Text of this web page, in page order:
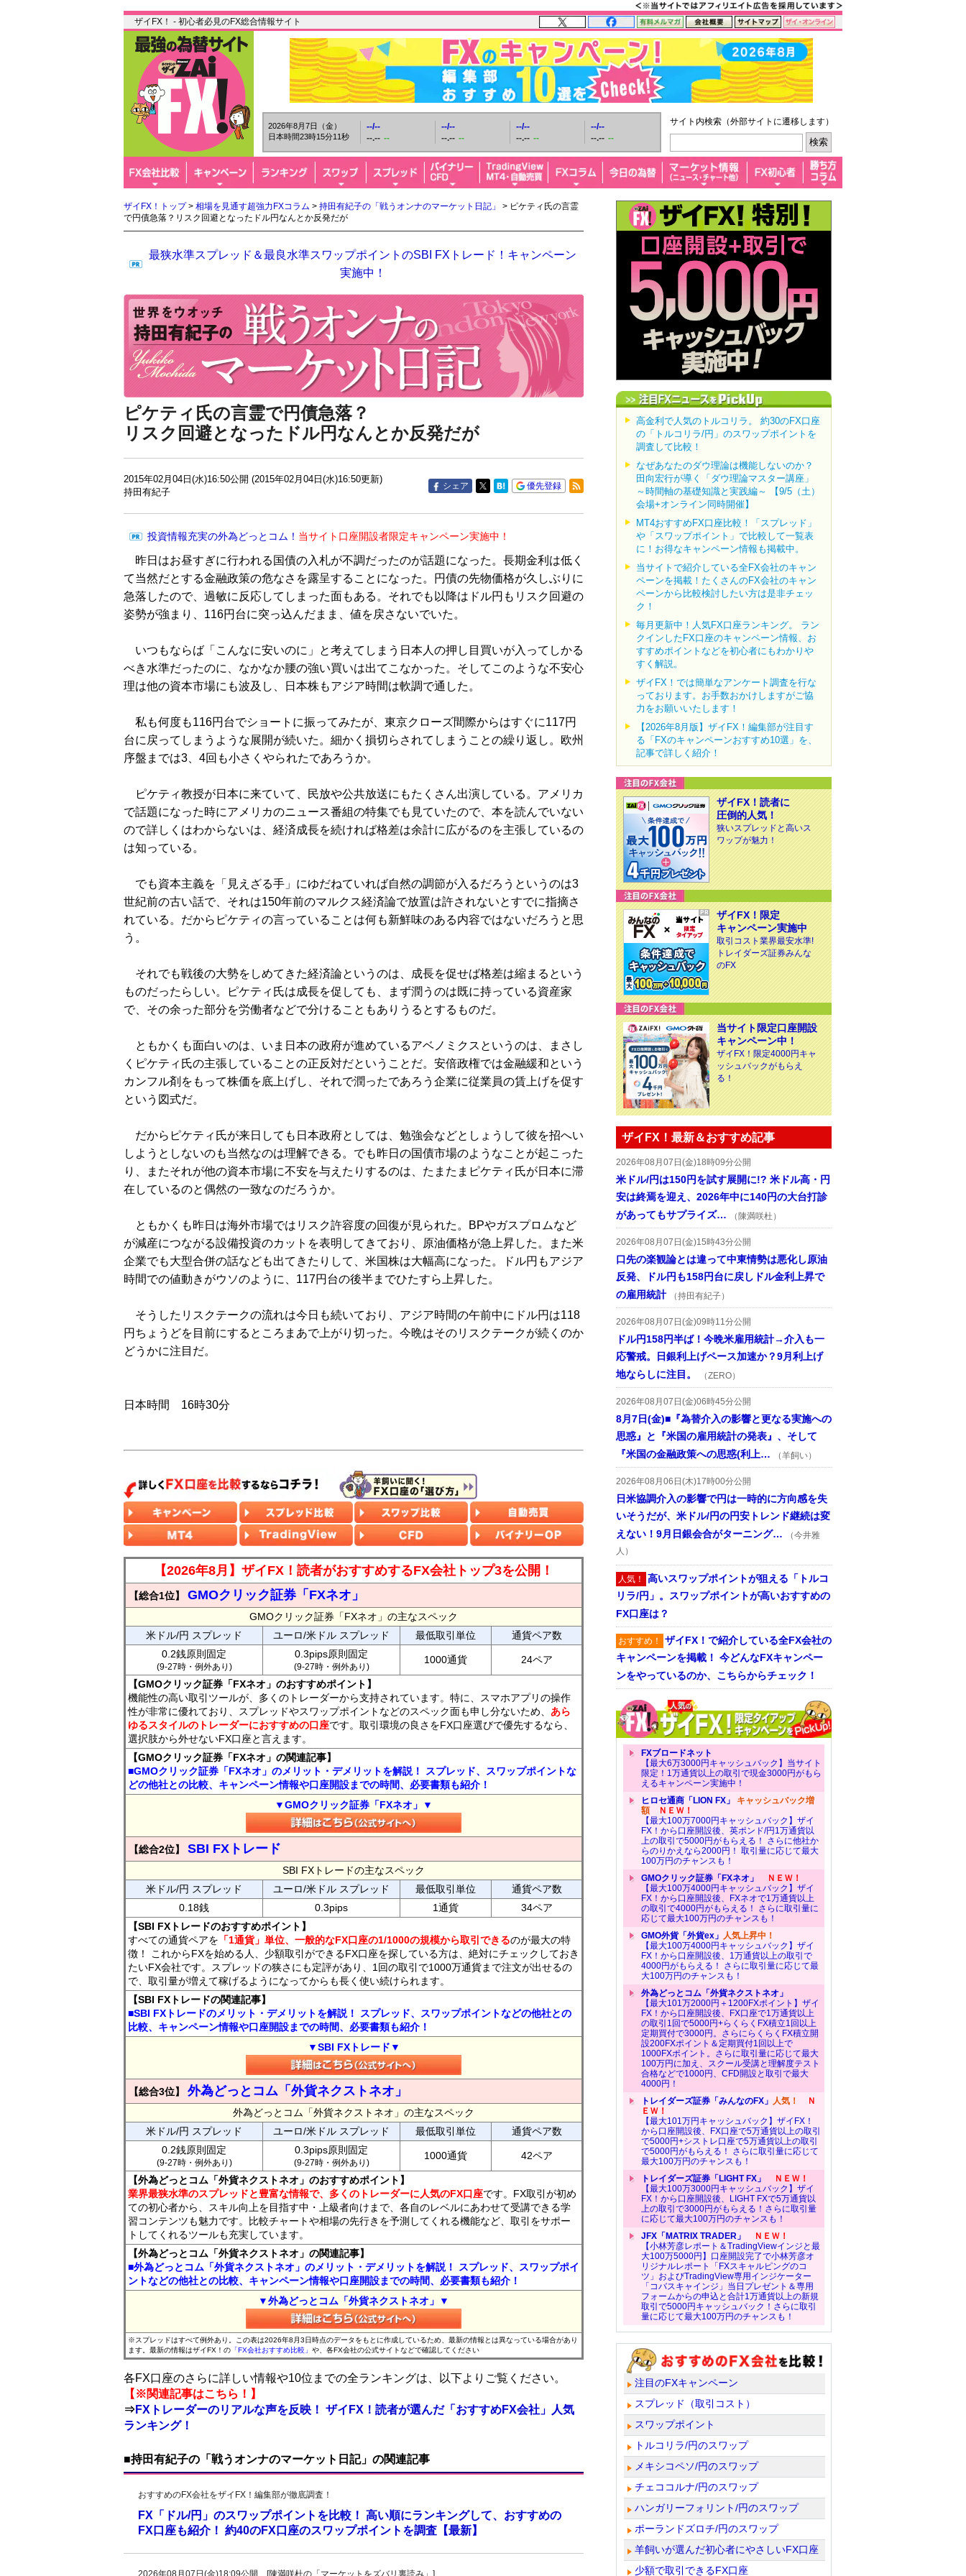
ザイFX！ - 初心者必見のFX総合情報サイト
2026年8月7日（金）
日本時間23時15分12秒
--/--
--.-- --
--/--
--.-- --
--/--
--.-- --
--/--
--.-- --
サイト内検索（外部サイトに遷移します）
ザイFX！トップ> 相場を見通す超強力FXコラム > 持田有紀子の「戦うオンナのマーケット日記」
> ピケティ氏の言霊
で円債急落？リスク回避となったドル円なんとか反発だが
最狭水準スプレッド＆最良水準スワップポイントのSBI FXトレード！キャンペーン
実施中！
ピケティ氏の言霊で円債急落？
リスク回避となったドル円なんとか反発だが
2015年02月04日(水)16:50公開 (2015年02月04日(水)16:50更新)
持田有紀子
シェア 優先登録
投資情報充実の外為どっとコム！ 当サイト口座開設者限定キャンペーン実施中！
昨日はお昼すぎに行われる国債の入札が不調だったのが話題になった。長期金利は低く
て当然だとする金融政策の危なさを露呈することになった。円債の先物価格が久しぶりに
急落したので、過敏に反応してしまった面もある。それでも以降はドル円もリスク回避の
姿勢が強まり、116円台に突っ込んだまま、値を戻さないでいた。
いつもならば「こんなに安いのに」と考えてしまう日本人の押し目買いが入ってしかる
べき水準だったのに、なかなか腰の強い買いは出てこなかった。そしてこのような不安心
理は他の資本市場にも波及し、日本株もアジア時間は軟調で通した。
私も何度も116円台でショートに振ってみたが、東京クローズ間際からはすぐに117円
台に戻ってしまうような展開が続いた。細かく損切らされてしまうことの繰り返し。欧州
序盤までは3、4回も小さくやられたであろうか。
ピケティ教授が日本に来ていて、民放や公共放送にもたくさん出演している。アメリカ
で話題になった時にアメリカのニュース番組の特集でも見ていたので、本を読んでいない
ので詳しくはわからないは、経済成長を続ければ格差は余計に広がるのを主張しているの
は知っている。
でも資本主義を「見えざる手」にゆだねていれば自然の調節が入るだろうというのは3
世紀前の古い話で、それは150年前のマルクス経済論で放置は許されないとすでに指摘さ
れている。だからピケティの言っていることは何も新鮮味のある内容ではないだろうと思
う。
それでも戦後の大勢をしめてきた経済論というのは、成長を促せば格差は縮まるという
ものだったらしい。ピケティ氏は成長を促しても、まず潤うのは既に持っている資産家
で、その余った部分を労働者などで分けることもありうるとするものだ。
ともかくも面白いのは、いま日本の政府が進めているアベノミクスというのは、まさし
くピケティ氏の主張していることの正反対だということだ。安倍政権では金融緩和という
カンフル剤をもって株価を底上げし、それで潤ったであろう企業に従業員の賃上げを促す
という図式だ。
だからピケティ氏が来日しても日本政府としては、勉強会などとしょうして彼を招へい
しようとしないのも当然なのは理解できる。でも昨日の国債市場のようなことが起こった
り、またそれが他の資本市場に不安を与えたりするのは、たまたまピケティ氏が日本に滞
在しているのと偶然の一致なのだろうか。
ともかくも昨日は海外市場ではリスク許容度の回復が見られた。BPやガスプロムなど
が減産につながる設備投資のカットを表明してきており、原油価格が急上昇した。また米
企業でも大型合併の話なども出てきたりして、米国株は大幅高になった。ドル円もアジア
時間での値動きがウソのように、117円台の後半までひたすら上昇した。
そうしたリスクテークの流れは今日も続いており、アジア時間の午前中にドル円は118
円ちょうどを目前にするところまあで上がり切った。今晩はそのリスクテークが続くのか
どうかに注目だ。
日本時間 16時30分
【2026年8月】ザイFX！読者がおすすめするFX会社トップ3を公開！
【総合1位】 GMOクリック証券「FXネオ」
GMOクリック証券「FXネオ」の主なスペック
米ドル/円 スプレッド
ユーロ/米ドル スプレッド 最低取引単位
通貨ペア数
0.2銭原則固定
(9-27時・例外あり)
0.3pips原則固定
(9-27時・例外あり)
1000通貨 24ペア
【GMOクリック証券「FXネオ」のおすすめポイント】
機能性の高い取引ツールが、多くのトレーダーから支持されています。特に、スマホアプリの操作
性が非常に優れており、スプレッドやスワップポイントなどのスペック面も申し分ないため、 あら
ゆるスタイルのトレーダーにおすすめの口座です。取引環境の良さをFX口座選びで優先するなら、
選択肢から外せないFX口座と言えます。
【GMOクリック証券「FXネオ」の関連記事】
■GMOクリック証券「FXネオ」のメリット・デメリットを解説！ スプレッド、スワップポイントな
どの他社との比較、キャンペーン情報や口座開設までの時間、必要書類も紹介！
▼GMOクリック証券「FXネオ」▼
【総合2位】 SBI FXトレード
SBI FXトレードの主なスペック
米ドル/円 スプレッド
ユーロ/米ドル スプレッド 最低取引単位
通貨ペア数
0.18銭
0.3pips 1通貨
34ペア
【SBI FXトレードのおすすめポイント】
すべての通貨ペアを 「1通貨」単位、一般的なFX口座の1/1000の規模から取引できるのが最大の特
徴！ これからFXを始める人、少額取引ができるFX口座を探している方は、絶対にチェックしておき
たいFX会社です。スプレッドの狭さにも定評があり、1回の取引で1000万通貨まで注文が出せるの
で、取引量が増えて稼げるようになってからも長く使い続けられます。
【SBI FXトレードの関連記事】
■SBI FXトレードのメリット・デメリットを解説！ スプレッド、スワップポイントなどの他社との
比較、キャンペーン情報や口座開設までの時間、必要書類も紹介！
▼SBI FXトレード▼
【総合3位】 外為どっとコム「外貨ネクストネオ」
外為どっとコム「外貨ネクストネオ」の主なスペック
米ドル/円 スプレッド
ユーロ/米ドル スプレッド 最低取引単位
通貨ペア数
0.2銭原則固定
(9-27時・例外あり)
0.3pips原則固定
(9-27時・例外あり)
1000通貨 42ペア
【外為どっとコム「外貨ネクストネオ」のおすすめポイント】
業界最狭水準のスプレッドと豊富な情報で、多くのトレーダーに人気のFX口座です。FX取引が初め
ての初心者から、スキル向上を目指す中・上級者向けまで、各自のレベルにあわせて受講できる学
習コンテンツも魅力です。比較チャートや相場の先行きを予測してくれる機能など、取引をサポー
トしてくれるツールも充実しています。
【外為どっとコム「外貨ネクストネオ」の関連記事】
■外為どっとコム「外貨ネクストネオ」のメリット・デメリットを解説！ スプレッド、スワップポイ
ントなどの他社との比較、キャンペーン情報や口座開設までの時間、必要書類も紹介！
▼外為どっとコム「外貨ネクストネオ」▼
※スプレッドはすべて例外あり。この表は2026年8月3日時点のデータをもとに作成しているため、最新の情報とは異なっている場合があり
ます。最新の情報はザイFX！の 「FX会社おすすめ比較」 や、各FX会社の公式サイトなどで確認してください
各FX口座のさらに詳しい情報や10位までの全ランキングは、以下よりご覧ください。
【※関連記事はこちら！】
⇒FXトレーダーのリアルな声を反映！ ザイFX！読者が選んだ「おすすめFX会社」人気
ランキング！
■持田有紀子の「戦うオンナのマーケット日記」の関連記事
おすすめのFX会社をザイFX！編集部が徹底調査！
FX「ドル/円」のスワップポイントを比較！ 高い順にランキングして、おすすめの
FX口座も紹介！ 約40のFX口座のスワップポイントを調査【最新】
2026年08月07日(金)18:09公開 [陳満咲杜の「マーケットをズバリ裏読み」]
高金利で人気のトルコリラ。 約30のFX口座
の「トルコリラ/円」のスワップポイントを
調査して比較！
なぜあなたのダウ理論は機能しないのか？
田向宏行が導く「ダウ理論マスター講座」
～時間軸の基礎知識と実践編～ 【9/5（土）
会場+オンライン同時開催】
MT4おすすめFX口座比較！「スプレッド」
や「スワップポイント」で比較して一覧表
に！お得なキャンペーン情報も掲載中。
当サイトで紹介している全FX会社のキャン
ペーンを掲載！たくさんのFX会社のキャン
ペーンから比較検討したい方は是非チェッ
ク！
毎月更新中！人気FX口座ランキング。 ラン
クインしたFX口座のキャンペーン情報、お
すすめポイントなどを初心者にもわかりや
すく解説。
ザイFX！では簡単なアンケート調査を行な
っております。お手数おかけしますがご協
力をお願いいたします！
【2026年8月版】ザイFX！編集部が注目す
る「FXのキャンペーンおすすめ10選」を、
記事で詳しく紹介！
ザイFX！読者に
圧倒的人気！
狭いスプレッドと高いス
ワップが魅力！
ザイFX！限定
キャンペーン実施中
取引コスト業界最安水準!
トレイダーズ証券みんな
のFX
当サイト限定口座開設
キャンペーン中！
ザイFX！限定4000円キャ
ッシュバックがもらえ
る！
ザイFX！最新＆おすすめ記事
2026年08月07日(金)18時09分公開
米ドル/円は150円を試す展開に!? 米ドル高・円
安は終焉を迎え、2026年中に140円の大台打診
があってもサプライズ…
（陳満咲杜）
2026年08月07日(金)15時43分公開
口先の楽観論とは違って中東情勢は悪化し原油
反発、ドル円も158円台に戻しドル金利上昇で
の雇用統計
（持田有紀子）
2026年08月07日(金)09時11分公開
ドル円158円半ば！今晩米雇用統計→介入も一
応警戒。日銀利上げペース加速か？9月利上げ
地ならしに注目。
（ZERO）
2026年08月07日(金)06時45分公開
8月7日(金)■『為替介入の影響と更なる実施への
思惑』と『米国の雇用統計の発表』、そして
『米国の金融政策への思惑(利上…
（羊飼い）
2026年08月06日(木)17時00分公開
日米協調介入の影響で円は一時的に方向感を失
いそうだが、米ドル/円の円安トレンド継続は変
えない！9月日銀会合がターニング…
（今井雅
人）
人気！ 高いスワップポイントが狙える「トルコ
リラ/円」。スワップポイントが高いおすすめの
FX口座は？
おすすめ！ ザイFX！で紹介している全FX会社の
キャンペーンを掲載！ 今どんなFXキャンペー
ンをやっているのか、こちらからチェック！
FXブロードネット
【最大6万3000円キャッシュバック】当サイト
限定！1万通貨以上の取引で現金3000円がもら
えるキャンペーン実施中！
ヒロセ通商「LION FX」 キャッシュバック増
額ＮＥＷ！
【最大100万7000円キャッシュバック】ザイ
FX！から口座開設後、英ポンド/円1万通貨以
上の取引で5000円がもらえる！ さらに他社か
らのりかえなら2000円！ 取引量に応じて最大
100万円のチャンスも！
GMOクリック証券「FXネオ」
ＮＥＷ！
【最大100万4000円キャッシュバック】ザイ
FX！から口座開設後、FXネオで1万通貨以上
の取引で4000円がもらえる！ さらに取引量に
応じて最大100万円のチャンスも！
GMO外貨「外貨ex」 人気上昇中！
【最大100万4000円キャッシュバック】ザイ
FX！から口座開設後、1万通貨以上の取引で
4000円がもらえる！ さらに取引量に応じて最
大100万円のチャンスも！
外為どっとコム「外貨ネクストネオ」
【最大101万2000円＋1200FXポイント】ザイ
FX！から口座開設後、FX口座で1万通貨以上
の取引1回で5000円+らくらくFX積立1回以上
定期買付で3000円。さらにらくらくFX積立開
設200FXポイント＆定期買付1回以上で
1000FXポイント。さらに取引量に応じて最大
100万円に加え、スクール受講と理解度テスト
合格などで1000円、CFD開設と取引で最大
4000円！
トレイダーズ証券「みんなのFX」 人気！
Ｎ
ＥＷ！
【最大101万円キャッシュバック】ザイFX！
から口座開設後、FX口座で5万通貨以上の取引
で5000円+シストレ口座で5万通貨以上の取引
で5000円がもらえる！ さらに取引量に応じて
最大100万円のチャンスも！
トレイダーズ証券「LIGHT FX」
ＮＥＷ！
【最大100万3000円キャッシュバック】ザイ
FX！から口座開設後、LIGHT FXで5万通貨以
上の取引で3000円がもらえる！さらに取引量
に応じて最大100万円のチャンスも！
JFX「MATRIX TRADER」
ＮＥＷ！
【小林芳彦レポート＆TradingViewインジと最
大100万5000円】口座開設完了で小林芳彦オ
リジナルレポート「FXスキャルピングのコ
ツ」およびTradingView専用インジケーター
「コバスキャインジ」当日プレゼント＆専用
フォームからの申込と合計1万通貨以上の新規
取引で5000円キャッシュバック！さらに取引
量に応じて最大100万円のチャンスも！
注目のFXキャンペーン
スプレッド（取引コスト）
スワップポイント
トルコリラ/円のスワップ
メキシコペソ/円のスワップ
チェココルナ/円のスワップ
ハンガリーフォリント/円のスワップ
ポーランドズロチ/円のスワップ
羊飼いが選んだ初心者にやさしいFX口座
少額で取引できるFX口座